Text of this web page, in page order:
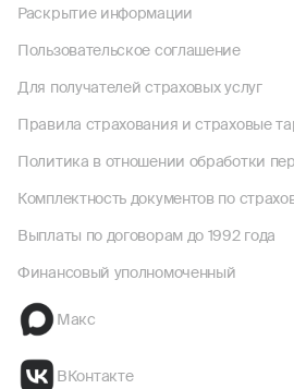
Раскрытие информации
Пользовательское соглашение
Для получателей страховых услуг
Правила страхования и страховые
Политика в отношении обработки
Комплектность документов по
Выплаты по договорам до 1992 года
Финансовый уполномоченный
Макс
ВКонтакте